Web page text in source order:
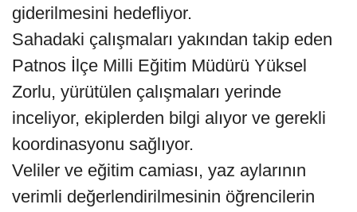
giderilmesini hedefliyor.
Sahadaki çalışmaları yakından takip eden
Patnos İlçe Milli Eğitim Müdürü Yüksel
Zorlu, yürütülen çalışmaları yerinde
inceliyor, ekiplerden bilgi alıyor ve gerekli
koordinasyonu sağlıyor.
Veliler ve eğitim camiası, yaz aylarının
verimli değerlendirilmesinin öğrencilerin